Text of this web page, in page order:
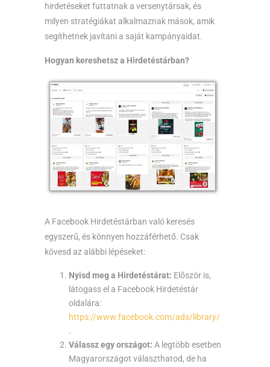
hirdetéseket futtatnak a versenytársak, és
milyen stratégiákat alkalmaznak mások, amik
segíthetnek javítani a saját kampányaidat.
Hogyan kereshetsz a Hirdetéstárban?
A Facebook Hirdetéstárban való keresés
egyszerű, és könnyen hozzáférhető. Csak
kövesd az alábbi lépéseket:
Nyisd meg a Hirdetéstárat: Először is,
látogass el a Facebook Hirdetéstár
oldalára:
https://www.facebook.com/ads/library/
.
Válassz egy országot: A legtöbb esetben
Magyarországot választhatod, de ha